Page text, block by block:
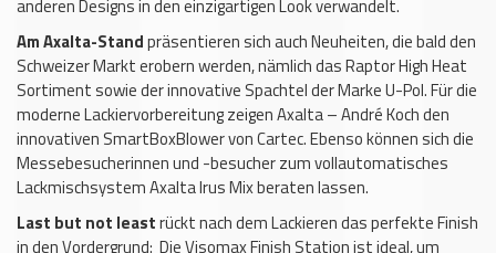
anderen Designs in den einzigartigen Look verwandelt.
Am Axalta-Standpräsentieren sich auch Neuheiten, die bald den
Schweizer Markt erobern werden, nämlich das Raptor High Heat
Sortiment sowie der innovative Spachtel der Marke U-Pol. Für die
moderne Lackiervorbereitung zeigen Axalta – André Koch den
innovativen SmartBoxBlower von Cartec. Ebenso können sich die
Messebesucherinnen und -besucher zum vollautomatisches
Lackmischsystem Axalta Irus Mix beraten lassen.
Last but not leastrückt nach dem Lackieren das perfekte Finish
in den Vordergrund: Die Visomax Finish Station ist ideal, um